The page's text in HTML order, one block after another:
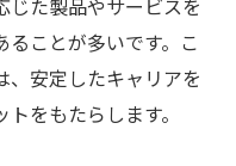
キルとは
ント
クする方法
じた製品やサービスを
ことが多いです。こ
、安定したキャリアを
をもたらします。